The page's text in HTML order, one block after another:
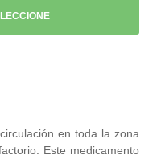
en toda la zona
Este medicamento